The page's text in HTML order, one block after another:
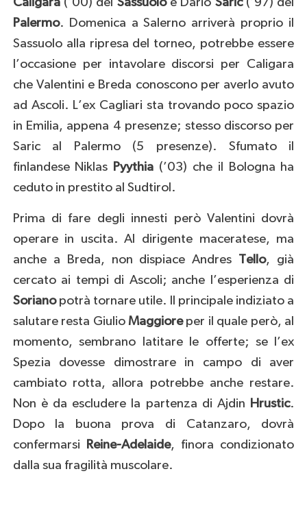
Palermo. Domenica a Salerno arriverà proprio il
Sassuolo alla ripresa del torneo, potrebbe essere
l’occasione per intavolare discorsi per Caligara
che Valentini e Breda conoscono per averlo avuto
ad Ascoli. L’ex Cagliari sta trovando poco spazio
in Emilia, appena 4 presenze; stesso discorso per
Saric al Palermo (5 presenze). Sfumato il
finlandese Niklas Pyythia (’03) che il Bologna ha
ceduto in prestito al Sudtirol.
Prima di fare degli innesti però Valentini dovrà
operare in uscita. Al dirigente maceratese, ma
anche a Breda, non dispiace Andres Tello, già
cercato ai tempi di Ascoli; anche l’esperienza di
Sorianopotrà tornare utile. Il principale indiziato a
salutare resta GiulioMaggioreper il quale però, al
momento, sembrano latitare le offerte; se l’ex
Spezia dovesse dimostrare in campo di aver
cambiato rotta, allora potrebbe anche restare.
Non è da escludere la partenza di Ajdin Hrustic.
Dopo la buona prova di Catanzaro, dovrà
confermarsi
Reine-Adelaide, finora condizionato
dalla sua fragilità muscolare.